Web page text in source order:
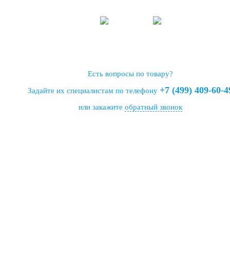
Есть вопросы по товару?
Задайте их специалистам по телефону +7 (499) 409-60-
или закажите обратный звонок